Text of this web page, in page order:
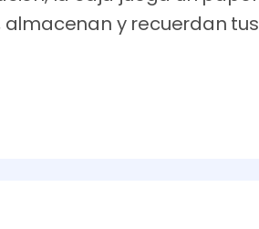
y recuerdan tus